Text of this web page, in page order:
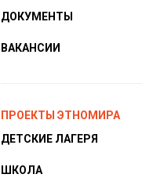
ДОКУМЕНТЫ
ВАКАНСИИ
ПРОЕКТЫ ЭТНОМИРА
ДЕТСКИЕ ЛАГЕРЯ
ШКОЛА